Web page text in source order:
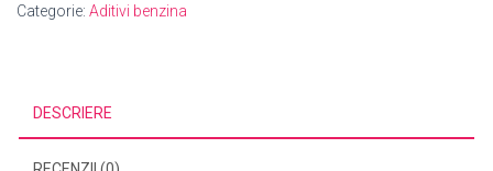
Categorie: Aditivi benzina
DESCRIERE